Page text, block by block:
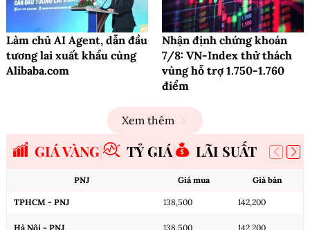
Làm chủ AI Agent, dẫn đầu
tương lai xuất khẩu cùng
Alibaba.com
Nhận định chứng khoán
7/8: VN-Index thử thách
vùng hỗ trợ 1.750-1.760
điểm
Xem thêm
GIÁ VÀNG TỶ GIÁ LÃI SUẤT
PNJ Giá mua Giá bán
TPHCM - PNJ 138,500 142,200
Hà Nội - PNJ 138,500 142,200